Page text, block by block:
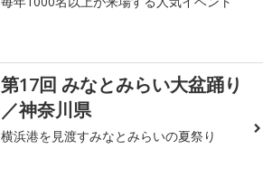
第17回 みなとみらい大盆踊り
／神奈川県
横浜港を見渡すみなとみらいの夏祭り